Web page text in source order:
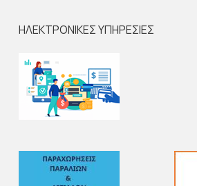
ΗΛΕΚΤΡΟΝΙΚΕΣ ΥΠΗΡΕΣΙΕΣ